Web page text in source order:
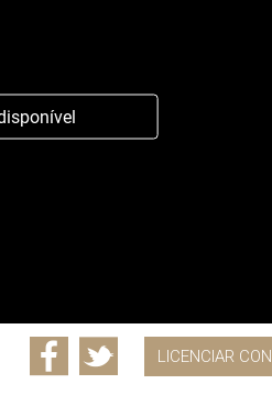
LICENCIAR